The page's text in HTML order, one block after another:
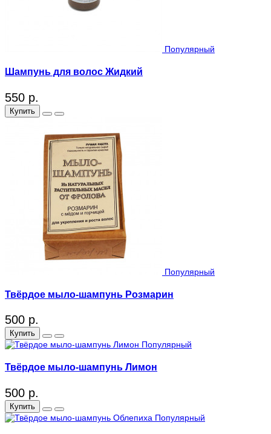
Популярный
Шампунь для волос Жидкий
550 р.
Купить
Популярный
Твёрдое мыло-шампунь Розмарин
500 р.
Купить
Популярный
Твёрдое мыло-шампунь Лимон
500 р.
Купить
Популярный